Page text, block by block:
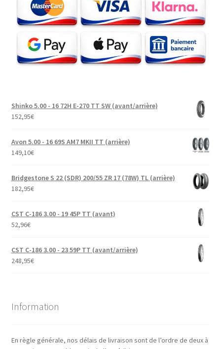
Shinko 5.00 - 16 72H E-270 TT SW (avant/arrière)
152,95€
Avon 5.00 - 16 69S AM7 MKII TT (arrière)
149,10€
Bridgestone S 22 (SDR) 200/55 ZR 17 (78W) TL (arrière)
182,95€
CST C-186 3.00 - 19 45P TT (avant)
52,96€
CST C-186 3.00 - 23 59P TT (avant/arrière)
248,95€
Information
En règle générale, nos délais de livraison sont de l’ordre de deux à